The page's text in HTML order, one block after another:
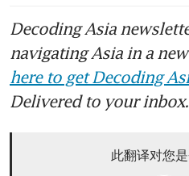
约65%的受访者来自
小企业。
地调查，以评估中东冲
Decoding Asia
navigating Asia in a
here to get Decoding
Delivered to your inbox.
此翻译对您